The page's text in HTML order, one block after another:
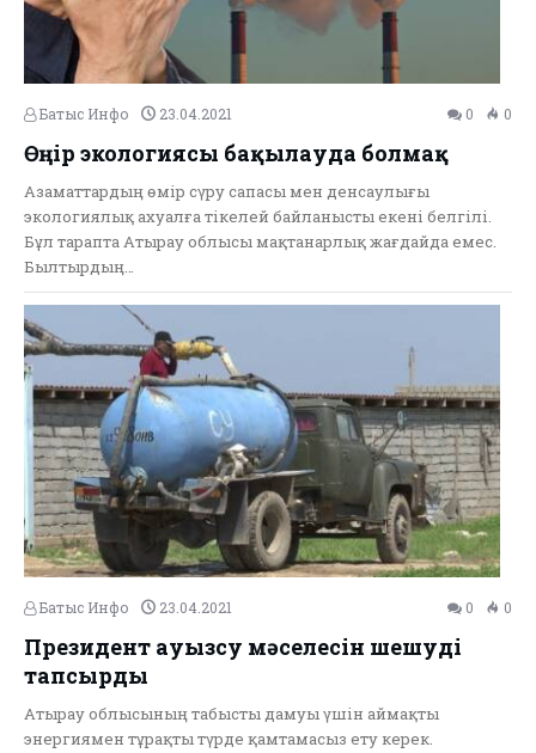
Батыс Инфо 23.04.2021 0 0
Өңір экологиясы бақылауда болмақ
Азаматтардың өмір сүру сапасы мен денсаулығы
экологиялық ахуалға тікелей байланысты екені белгілі.
Бұл тарапта Атырау облысы мақтанарлық жағдайда емес.
Былтырдың…
Батыс Инфо 23.04.2021 0 0
Президент ауызсу мәселесін шешуді
тапсырды
Атырау облысының табысты дамуы үшін аймақты
энергиямен тұрақты түрде қамтамасыз ету керек.